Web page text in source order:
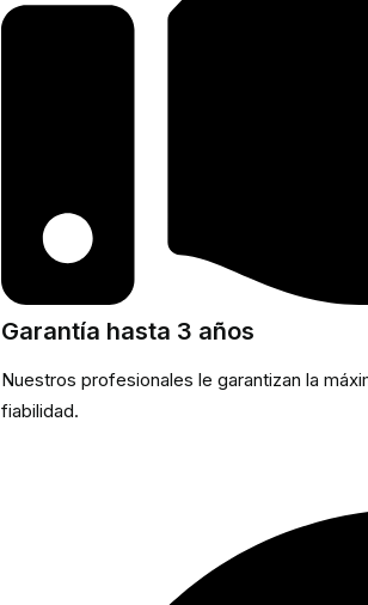
Garantía hasta 3 años
Nuestros profesionales le garantizan la
fiabilidad.